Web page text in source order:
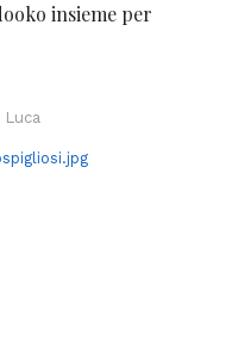
insieme per
Luca